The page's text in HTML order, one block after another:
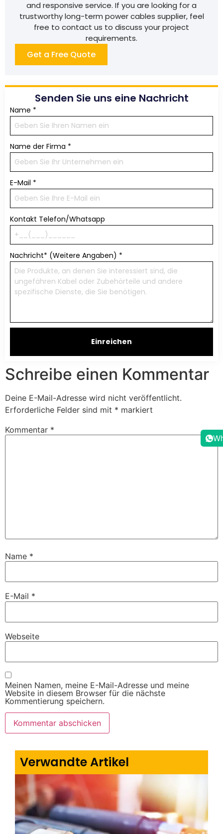
and responsive service. If you are looking for a
trustworthy long-term power cables supplier, feel
free to contact us to discuss your project
requirements.
Get a Free Quote
Senden Sie uns eine Nachricht
Name *
Name der Firma *
E-Mail *
Kontakt Telefon/Whatsapp
Nachricht* (Weitere Angaben) *
Einreichen
Schreibe einen Kommentar
Deine E-Mail-Adresse wird nicht veröffentlicht.
Erforderliche Felder sind mit * markiert
Kommentar *
Name *
E-Mail *
Webseite
Meinen Namen, meine E-Mail-Adresse und meine
Website in diesem Browser für die nächste
Kommentierung speichern.
Verwandte Artikel